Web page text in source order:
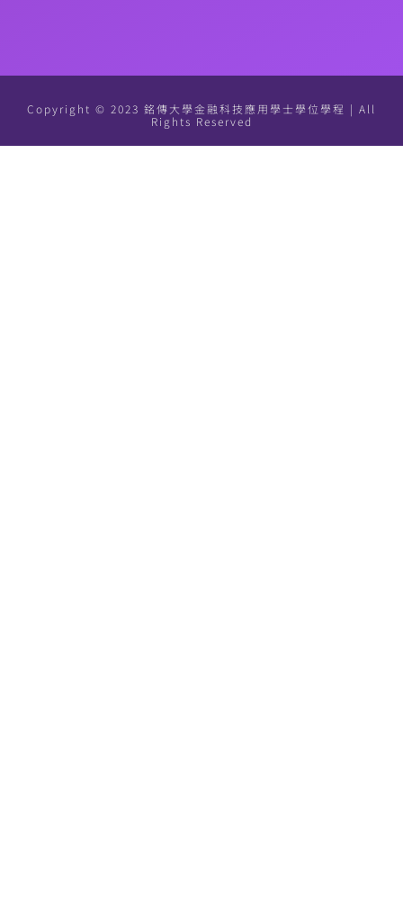
Copyright © 2023 銘傳大學金融科技應用學士學位學程 | All
Rights Reserved